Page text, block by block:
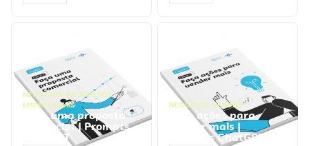
NEGÓCIOS, PROCESSOS
EMPRESARIAIS
Faça uma proposta
comercial | Prompts
ChatGPT
NEGÓCIOS, VENDAS
Faça ações para
vender mais |
Prompts ChatGPT